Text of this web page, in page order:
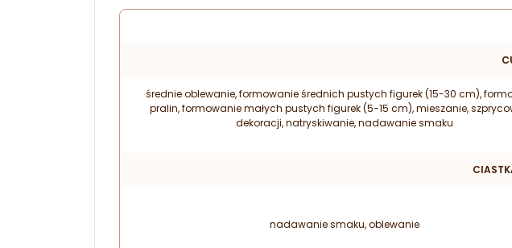
średnie oblewanie, formowanie średnich pustych figurek (15-30 cm),
pralin, formowanie małych pustych figurek (5-15 cm), mieszanie,
dekoracji, natryskiwanie, nadawanie smaku
nadawanie smaku, oblewanie